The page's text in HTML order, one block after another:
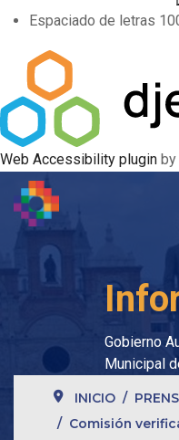
Espaciado de letras
Web Accessibility plugin by
Gobierno
Municipal
INICIO
Comisión